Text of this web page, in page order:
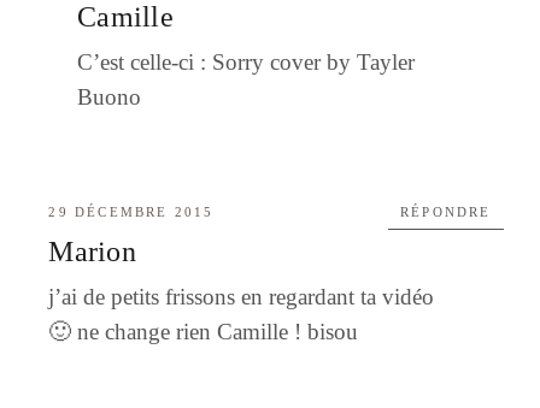
Camille
C’est celle-ci : Sorry cover by Tayler
Buono
29 DÉCEMBRE 2015
Marion
j’ai de petits frissons en regardant ta vidéo
🙂 ne change rien Camille ! bisou
RÉPONDRE